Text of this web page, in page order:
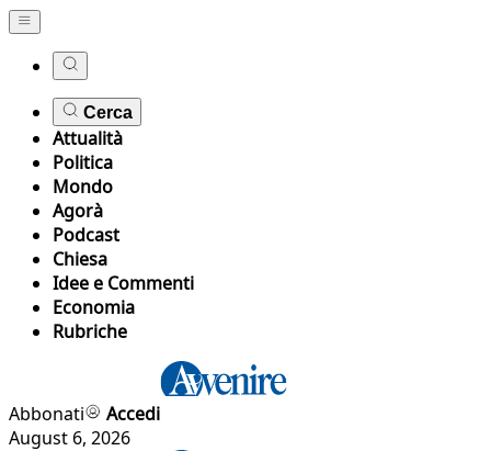
Cerca
Attualità
Politica
Mondo
Agorà
Podcast
Chiesa
Idee e Commenti
Economia
Rubriche
Abbonati
Accedi
August 6, 2026